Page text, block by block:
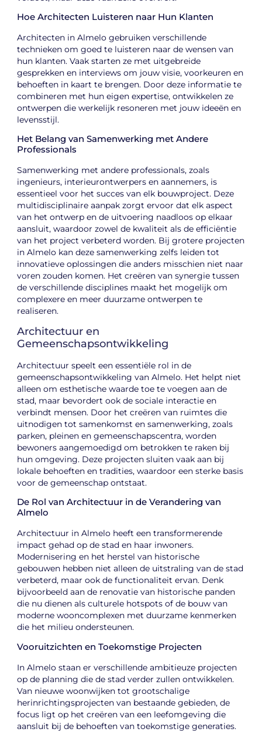
Hoe Architecten Luisteren naar Hun Klanten
Architecten in Almelo gebruiken verschillende
technieken om goed te luisteren naar de wensen van
hun klanten. Vaak starten ze met uitgebreide
gesprekken en interviews om jouw visie, voorkeuren en
behoeften in kaart te brengen. Door deze informatie te
combineren met hun eigen expertise, ontwikkelen ze
ontwerpen die werkelijk resoneren met jouw ideeën en
levensstijl.
Het Belang van Samenwerking met Andere
Professionals
Samenwerking met andere professionals, zoals
ingenieurs, interieurontwerpers en aannemers, is
essentieel voor het succes van elk bouwproject. Deze
multidisciplinaire aanpak zorgt ervoor dat elk aspect
van het ontwerp en de uitvoering naadloos op elkaar
aansluit, waardoor zowel de kwaliteit als de efficiëntie
van het project verbeterd worden. Bij grotere projecten
in Almelo kan deze samenwerking zelfs leiden tot
innovatieve oplossingen die anders misschien niet naar
voren zouden komen. Het creëren van synergie tussen
de verschillende disciplines maakt het mogelijk om
complexere en meer duurzame ontwerpen te
realiseren.
Architectuur en
Gemeenschapsontwikkeling
Architectuur speelt een essentiële rol in de
gemeenschapsontwikkeling van Almelo. Het helpt niet
alleen om esthetische waarde toe te voegen aan de
stad, maar bevordert ook de sociale interactie en
verbindt mensen. Door het creëren van ruimtes die
uitnodigen tot samenkomst en samenwerking, zoals
parken, pleinen en gemeenschapscentra, worden
bewoners aangemoedigd om betrokken te raken bij
hun omgeving. Deze projecten sluiten vaak aan bij
lokale behoeften en tradities, waardoor een sterke basis
voor de gemeenschap ontstaat.
De Rol van Architectuur in de Verandering van
Almelo
Architectuur in Almelo heeft een transformerende
impact gehad op de stad en haar inwoners.
Modernisering en het herstel van historische
gebouwen hebben niet alleen de uitstraling van de stad
verbeterd, maar ook de functionaliteit ervan. Denk
bijvoorbeeld aan de renovatie van historische panden
die nu dienen als culturele hotspots of de bouw van
moderne wooncomplexen met duurzame kenmerken
die het milieu ondersteunen.
Vooruitzichten en Toekomstige Projecten
In Almelo staan er verschillende ambitieuze projecten
op de planning die de stad verder zullen ontwikkelen.
Van nieuwe woonwijken tot grootschalige
herinrichtingsprojecten van bestaande gebieden, de
focus ligt op het creëren van een leefomgeving die
aansluit bij de behoeften van toekomstige generaties.